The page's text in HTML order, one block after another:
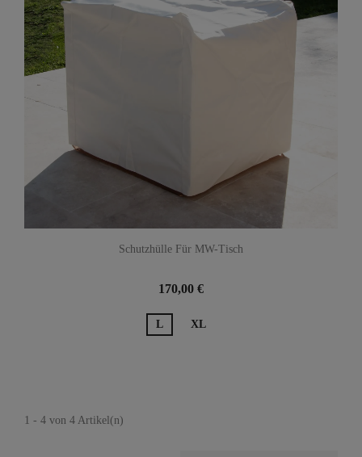
Schutzhülle Für MW-Tisch
170,00 €
L XL
1 - 4 von 4 Artikel(n)